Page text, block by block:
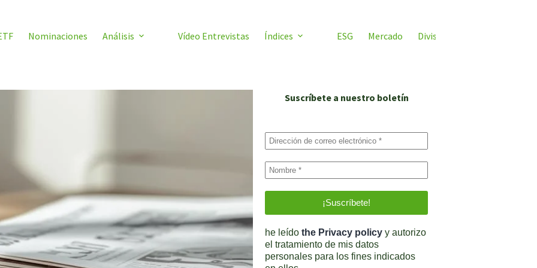
Nominaciones Análisis Vídeo Entrevistas Índices ESG Mercado Divisas
Suscríbete a nuestro boletín
he leído the Privacy policy y autorizo
el tratamiento de mis datos
personales para los fines indicados